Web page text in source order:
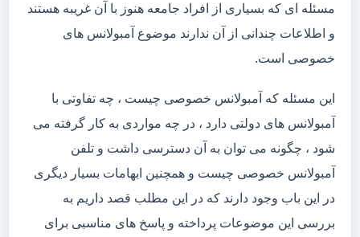
مسئله ای که بسیاری از افراد جامعه هنوز با آن غریبه هستند
و اطلاعات چندانی از آن ندارند موضوع آمبولانس های
خصوصی است.
این مسئله که آمبولانس خصوصی چیست ، چه تفاوتی با
آمبولانس های دولتی دارد ، در چه مواردی به کار گرفته می
شود ، چگونه می توان به آن دسترسی داشت و تلفن
آمبولانس خصوصی چیست و همچنین ابهامات بسیار دیگری
در این باب وجود دارند که در این مطلب قصد داریم به
بررسی این موضوعات پرداخته و پاسخ های مناسبی برای